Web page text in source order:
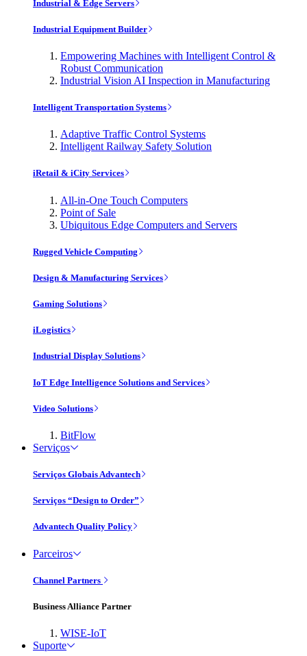
Industrial & Edge Servers
Industrial Equipment Builder
Empowering Machines with Intelligent Control &
Robust Communication
Industrial Vision AI Inspection in Manufacturing
Intelligent Transportation Systems
Adaptive Traffic Control Systems
Intelligent Railway Safety Solution
iRetail & iCity Services
All-in-One Touch Computers
Point of Sale
Ubiquitous Edge Computers and Servers
Rugged Vehicle Computing
Design & Manufacturing Services
Gaming Solutions
iLogistics
Industrial Display Solutions
IoT Edge Intelligence Solutions and Services
Video Solutions
BitFlow
Serviços
Serviços Globais Advantech
Serviços “Design to Order”
Advantech Quality Policy
Parceiros
Channel Partners
Business Alliance Partner
WISE-IoT
Suporte